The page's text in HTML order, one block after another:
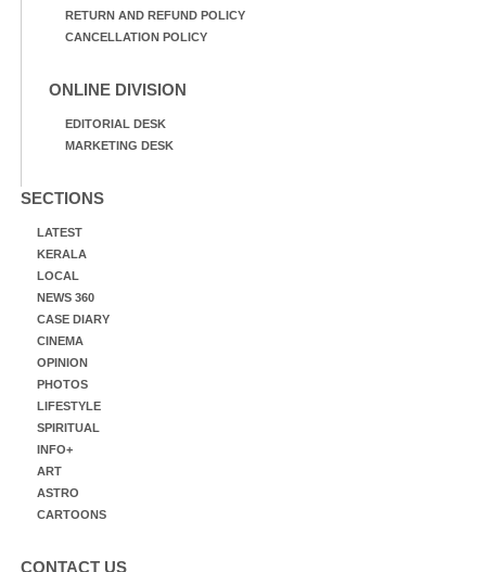
RETURN AND REFUND POLICY
CANCELLATION POLICY
ONLINE DIVISION
EDITORIAL DESK
MARKETING DESK
SECTIONS
LATEST
KERALA
LOCAL
NEWS 360
CASE DIARY
CINEMA
OPINION
PHOTOS
LIFESTYLE
SPIRITUAL
INFO+
ART
ASTRO
CARTOONS
CONTACT US